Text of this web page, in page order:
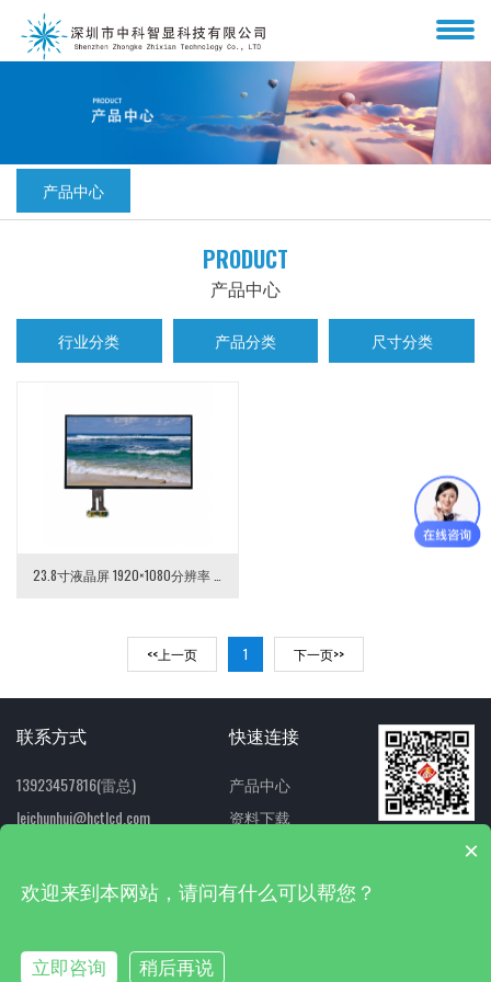
产品中心
PRODUCT
产品中心
行业分类 产品分类 尺寸分类
<<上一页 1 下一页>>
联系方式
13923457816(雷总)
leichunhui@hctlcd.com
快速连接
产品中心
资料下载
扫一扫 关注我们×
欢迎来到本网站，请问有什么可以帮您？
立即咨询 稍后再说